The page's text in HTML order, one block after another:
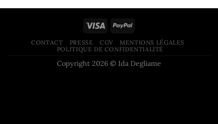
CONTACT PRESSE CGV
MENTIONS LÉGALES
POLITIQUE DE CONFIDENTIALITÉ
Copyright 2026 © Ida Degliame